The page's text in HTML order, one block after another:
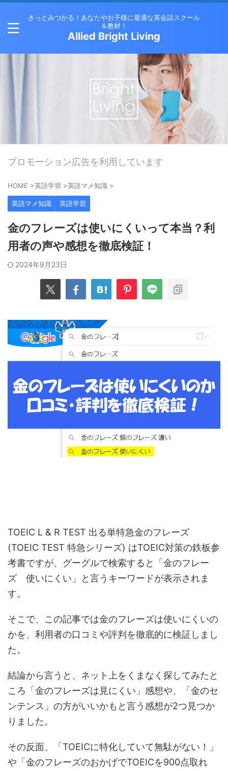
きっとみつかる！あなたやお子様に最適な英会話スクール
＆教材！
Allied Bright Living
プロモーション広告を利用しています
HOME >英語学習 >英語マメ知識 >
英語マメ知識 英語学習
金のフレーズは使いにくいって本当？利
用者の声や感想を徹底検証！
2024年9月23日
TOEIC L & R TEST 出る単特急金のフレーズ
(TOEIC TEST 特急シリーズ) はTOEIC対策の鉄板参
考書ですが、グーグルで検索すると「金のフレー
ズ 使いにくい」と言うキーワードが表示されま
す。
そこで、この記事では金のフレーズは使いにくいの
かを、利用者の口コミや評判を徹底的に検証しまし
た。
結論から言うと、ネット上をくまなく探してみたと
ころ「金のフレーズは見にくい」感想や、「金のセ
ンテンス」の方がいいかもと言う感想が2つ見つか
りました。
その反面、「TOEICに特化していて無駄がない！」
や「金のフレーズのおかげでTOEICを900点取れ